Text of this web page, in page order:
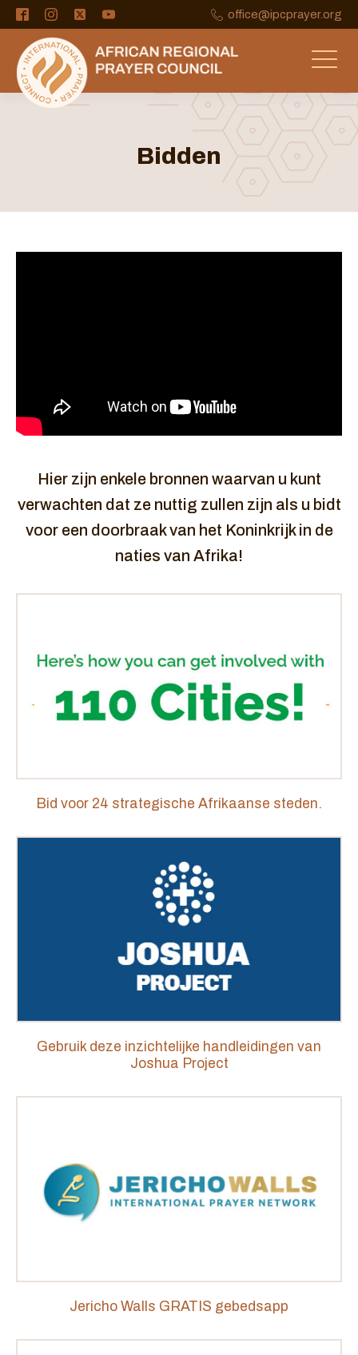
office@ipcprayer.org
Bidden
Hier zijn enkele bronnen waarvan u kunt
verwachten dat ze nuttig zullen zijn als u bidt
voor een doorbraak van het Koninkrijk in de
naties van Afrika!
Bid voor 24 strategische Afrikaanse steden.
Gebruik deze inzichtelijke handleidingen van
Joshua Project
Jericho Walls GRATIS gebedsapp